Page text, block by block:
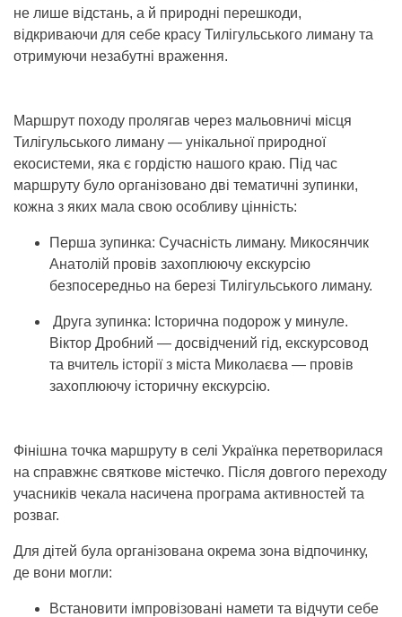
не лише відстань, а й природні перешкоди,
відкриваючи для себе красу Тилігульського лиману та
отримуючи незабутні враження.
Маршрут походу пролягав через мальовничі місця
Тилігульського лиману — унікальної природної
екосистеми, яка є гордістю нашого краю. Під час
маршруту було організовано дві тематичні зупинки,
кожна з яких мала свою особливу цінність:
Перша зупинка: Сучасність лиману. Микосянчик
Анатолій провів захоплюючу екскурсію
безпосередньо на березі Тилігульського лиману.
Друга зупинка: Історична подорож у минуле.
Віктор Дробний — досвідчений гід, екскурсовод
та вчитель історії з міста Миколаєва — провів
захоплюючу історичну екскурсію.
Фінішна точка маршруту в селі Українка перетворилася
на справжнє святкове містечко. Після довгого переходу
учасників чекала насичена програма активностей та
розваг.
Для дітей була організована окрема зона відпочинку,
де вони могли:
Встановити імпровізовані намети та відчути себе